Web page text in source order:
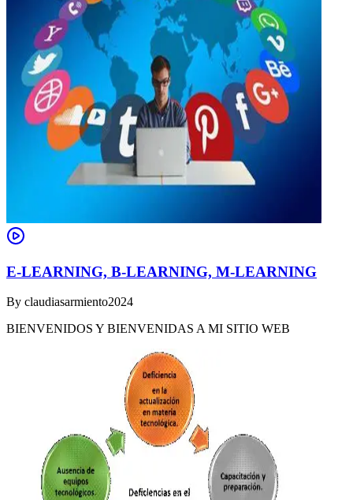
E-LEARNING, B-LEARNING, M-LEARNING
By claudiasarmiento2024
BIENVENIDOS Y BIENVENIDAS A MI SITIO WEB